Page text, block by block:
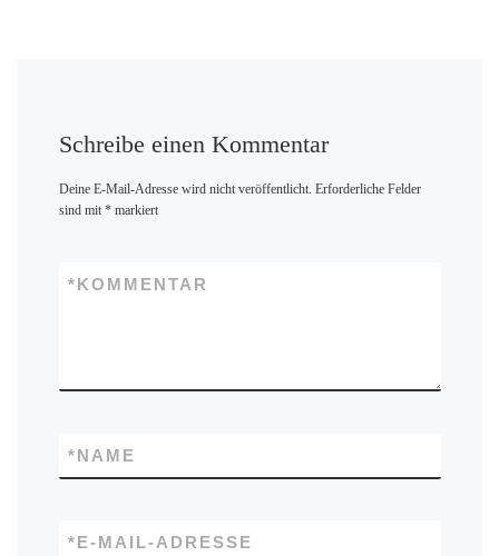
Schreibe einen Kommentar
Deine E-Mail-Adresse wird nicht veröffentlicht. Erforderliche Felder
sind mit *markiert
KOMMENTAR
*
NAME
*
E-MAIL-ADRESSE
*